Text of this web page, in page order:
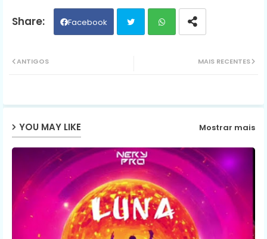
Facebook
ap
MAIS RECENTES
ANTIGOS
YOU MAY LIKE Mostrar mais